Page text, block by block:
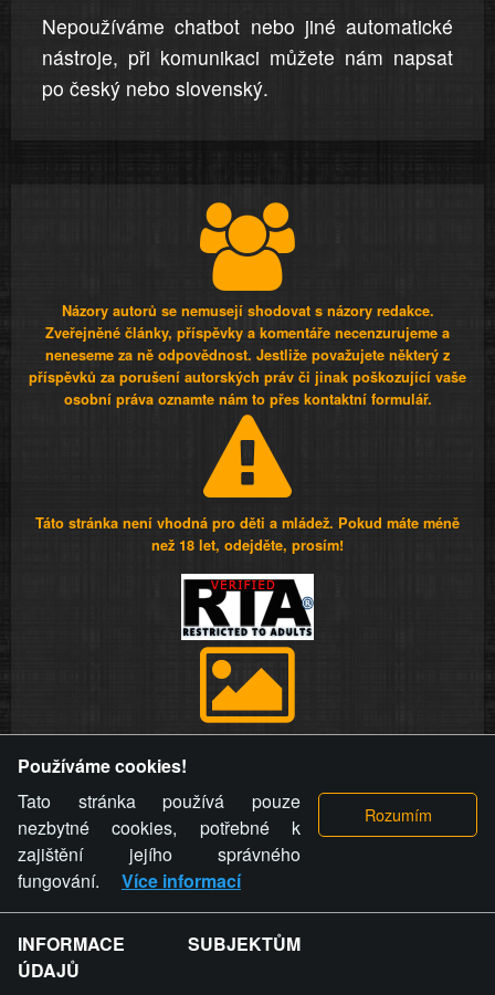
Nepoužíváme chatbot nebo jiné automatické
nástroje, při komunikaci můžete nám napsat
po český nebo slovenský.
Názory autorů se nemusejí shodovat s názory redakce.
Zveřejněné články, příspěvky a komentáře necenzurujeme a
neneseme za ně odpovědnost. Jestliže považujete některý z
příspěvků za porušení autorských práv či jinak poškozující vaše
osobní práva oznamte nám to přes kontaktní formulář.
Táto stránka není vhodná pro děti a mládež. Pokud máte méně
než 18 let, odejděte, prosím!
videa a komentáře. Osoba, které se toto opatření provozovatele
stránky týče, ani osoba, která umístila fotografii nebo video na
stránku, nemůže z důvodu odstranění fotografie, videa nebo
komentáře pro výše uvedenou okolnost uplatnit vůči
provozovateli stránky žádný nárok na náhradu škody nebo
nemajetkové újmy.
ZVRÁCENÝ.CZ - Svět není zvrácenej. To jen
Používáme cookies!
Tato stránka používá pouze
nezbytné cookies, potřebné k
zajištění jejího správného
fungování.
Více informací
INFORMACE SUBJEKTŮM
ÚDAJŮ